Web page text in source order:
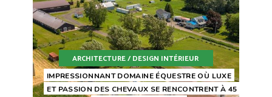
ARCHITECTURE / DESIGN INTÉRIEUR
IMPRESSIONNANT DOMAINE ÉQUESTRE OÙ LUXE
ET PASSION DES CHEVAUX SE RENCONTRENT À 45